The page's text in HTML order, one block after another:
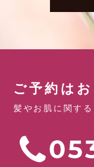
ご予約は
髪やお肌に関す